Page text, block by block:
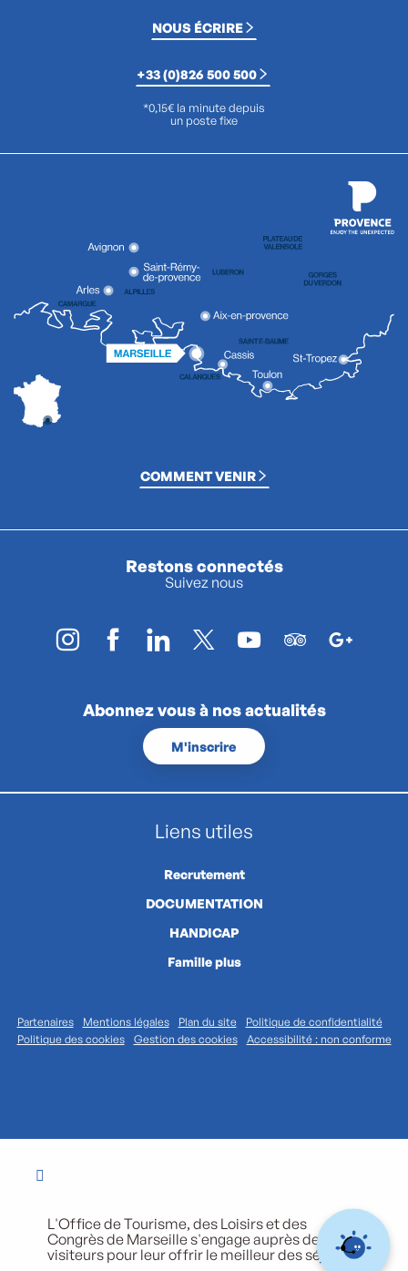
NOUS ÉCRIRE
+33 (0)826 500 500
*0,15€ la minute depuis
un poste fixe
COMMENT VENIR
Restons connectés
Suivez nous
Abonnez vous à nos actualités
M'inscrire
Liens utiles
Recrutement
DOCUMENTATION
HANDICAP
Famille plus
Partenaires Mentions légales Plan du site
Politique de confidentialité
Politique des cookies
Gestion des cookies Accessibilité : non conforme
L'Office de Tourisme, des Loisirs et des
Congrès de Marseille s'engage auprès de ses
visiteurs pour leur offrir le meilleur des séjours.